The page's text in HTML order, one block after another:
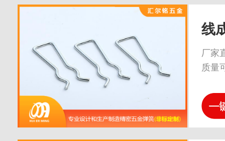
线
厂家
质量